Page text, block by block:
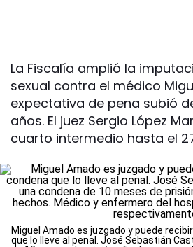
La Fiscalía amplió la
sexual contra el médico
expectativa de pena subió
años. El juez Sergio López
cuarto intermedio hasta el
Miguel Amado es juzgado y puede
que lo lleve al penal. José Sebastián